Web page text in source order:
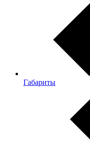
Габариты